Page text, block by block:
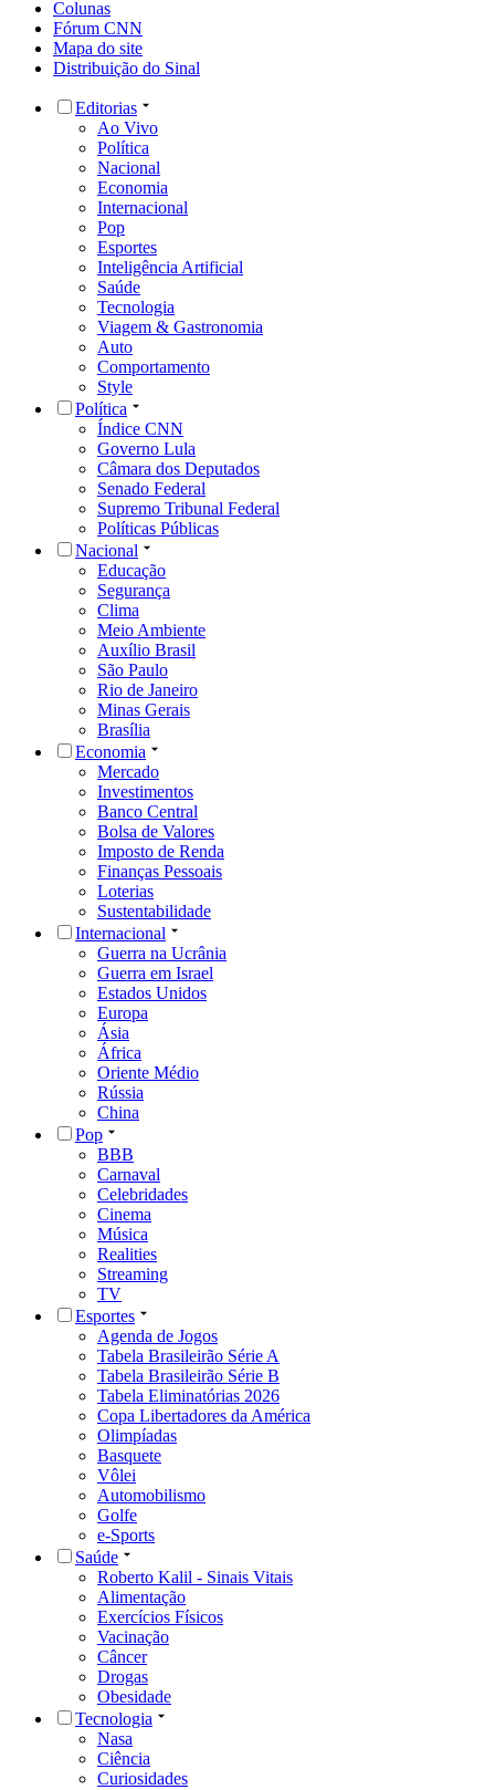
Colunas
Fórum CNN
Mapa do site
Distribuição do Sinal
Editorias
Ao Vivo
Política
Nacional
Economia
Internacional
Pop
Esportes
Inteligência Artificial
Saúde
Tecnologia
Viagem & Gastronomia
Auto
Comportamento
Style
Política
Índice CNN
Governo Lula
Câmara dos Deputados
Senado Federal
Supremo Tribunal Federal
Políticas Públicas
Nacional
Educação
Segurança
Clima
Meio Ambiente
Auxílio Brasil
São Paulo
Rio de Janeiro
Minas Gerais
Brasília
Economia
Mercado
Investimentos
Banco Central
Bolsa de Valores
Imposto de Renda
Finanças Pessoais
Loterias
Sustentabilidade
Internacional
Guerra na Ucrânia
Guerra em Israel
Estados Unidos
Europa
Ásia
África
Oriente Médio
Rússia
China
Pop
BBB
Carnaval
Celebridades
Cinema
Música
Realities
Streaming
TV
Esportes
Agenda de Jogos
Tabela Brasileirão Série A
Tabela Brasileirão Série B
Tabela Eliminatórias 2026
Copa Libertadores da América
Olimpíadas
Basquete
Vôlei
Automobilismo
Golfe
e-Sports
Saúde
Roberto Kalil - Sinais Vitais
Alimentação
Exercícios Físicos
Vacinação
Câncer
Drogas
Obesidade
Tecnologia
Nasa
Ciência
Curiosidades